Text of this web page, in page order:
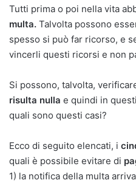
Tutti prima o poi nella vita
multa. Talvolta possono
spesso si può far ricorso, e
vincerli questi ricorsi e non
Si possono, talvolta,
risulta nulla e quindi in
quali sono questi casi?
Ecco di seguito elencati, i
quali è possibile evitare di
1) la notifica della multa